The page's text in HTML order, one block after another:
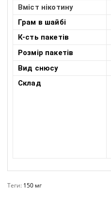
Вміст нікотину
Грам в шайбі
К-сть пакетів
Розмір пакетів
Вид снюсу
Склад
Теги: 150 мг